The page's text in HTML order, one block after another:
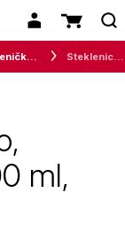
Stekleničke in bidoni
ml,